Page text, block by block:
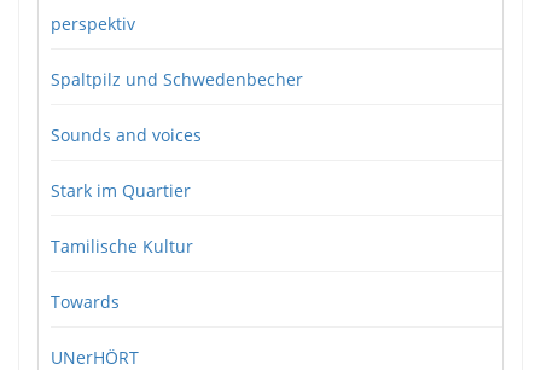
perspektiv
Spaltpilz und Schwedenbecher
Sounds and voices
Stark im Quartier
Tamilische Kultur
Towards
UNerHÖRT